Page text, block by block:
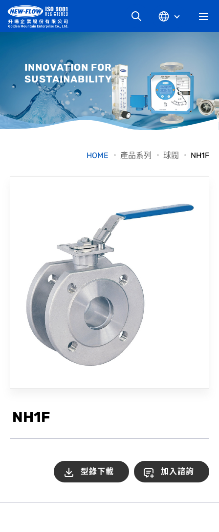
最新消息
知識文章
聯絡我們
INNOVATION FOR
SUSTAINABILITY
HOME 產品系列 球閥 NH1F
NH1F
型錄下載 加入諮詢